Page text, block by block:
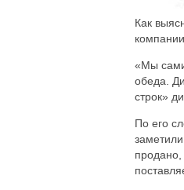
Как
компании.
«Мы
обеда.
строк»
По его
продано,